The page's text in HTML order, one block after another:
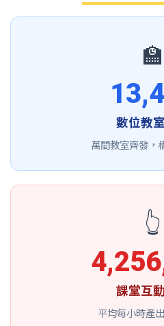
🏫
數位教
萬間教室齊發，
👆
課堂互
平均每小時產